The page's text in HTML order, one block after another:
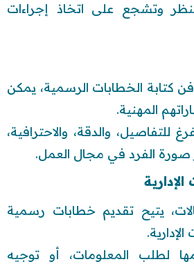
وتشجع على اتخاذ إجراءات
كتابة الخطابات الرسمية، يمكن
المهنية.
للتفاصيل، والدقة، والاحترافية،
صورة الفرد في مجال العمل.
يتيح تقديم خطابات رسمية
لطلب المعلومات، أو توجيه